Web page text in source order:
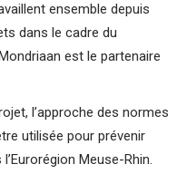
ensemble depuis
dans le cadre du
est le partenaire
l’approche des normes
utilisée pour prévenir
Meuse-Rhin.